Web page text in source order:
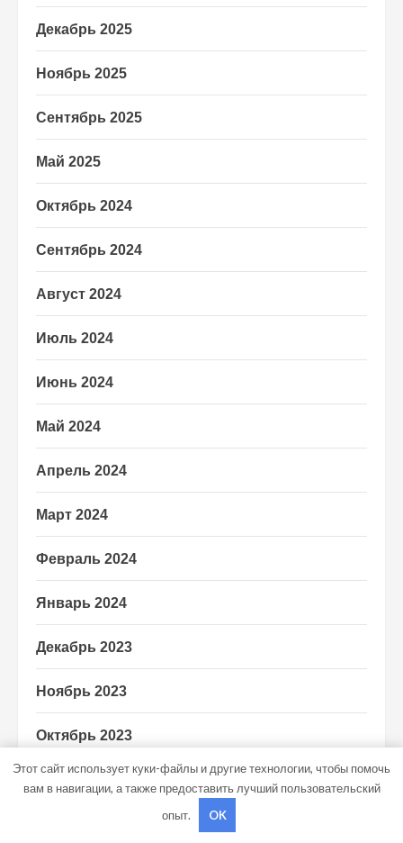
Декабрь 2025
Ноябрь 2025
Сентябрь 2025
Май 2025
Октябрь 2024
Сентябрь 2024
Август 2024
Июль 2024
Июнь 2024
Май 2024
Апрель 2024
Март 2024
Февраль 2024
Январь 2024
Декабрь 2023
Ноябрь 2023
Октябрь 2023
Август 2023
Этот сайт использует куки-файлы и другие технологии, чтобы помочь
вам в навигации, а также предоставить лучший пользовательский
опыт.
OK